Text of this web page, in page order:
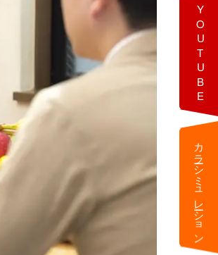
YOUTUBE
カラーシミュレーション